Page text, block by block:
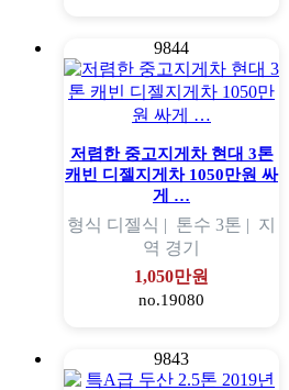
9844
저렴한 중고지게차 현대 3톤
캐빈 디젤지게차 1050만원 싸
게 …
형식 디젤식 | 톤수 3톤 | 지
역 경기
1,050만원
no.19080
9843